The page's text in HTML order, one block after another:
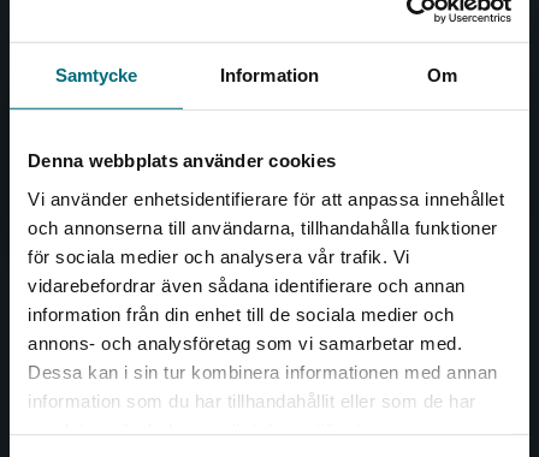
Samtycke Information Om
Denna webbplats använder cookies
Vi använder enhetsidentifierare för att anpassa innehållet
och annonserna till användarna, tillhandahålla funktioner
för sociala medier och analysera vår trafik. Vi
vidarebefordrar även sådana identifierare och annan
information från din enhet till de sociala medier och
annons- och analysföretag som vi samarbetar med.
Dessa kan i sin tur kombinera informationen med annan
information som du har tillhandahållit eller som de har
Begränsad fraktregion
Det verkar som att du besöker
Nypon och Vilja förlag ger ut böcker som väcker läslust
och öppnar dörren till nya världar och möjligheter för
såväl barn som vuxna.
Kontakta oss
Kontakta oss
046-31 20 00
Box 141
221 00 Lund
Besöksadress: